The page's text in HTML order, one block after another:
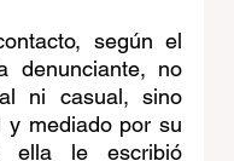
según el
denunciante, no
ni casual, sino
y mediado por su
ella le escribió